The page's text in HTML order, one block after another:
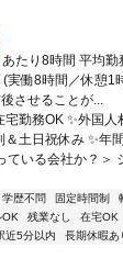
たり8時間 平均勤
実働8時間／休憩1
させることが...
勤務OK ✨外国
＆土日祝休み ✨年
いる会社か？＞
学歴不問 固定時間制
OK 残業なし 在宅OK
近5分以内 長期休暇あ